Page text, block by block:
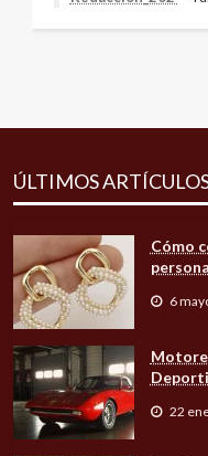
ÚLTIMOS
Cómo
6
22